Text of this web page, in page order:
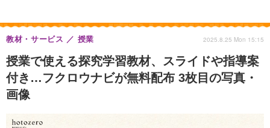
授業で使える探究学習教材、スライドや指導案
付き…フクロウナビが無料配布 3枚目の写真・
画像
教材・サービス 授業 2025.8.25 Mon 15:15